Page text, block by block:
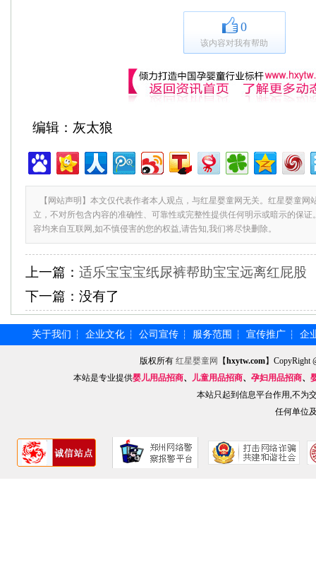
0
该内容对我有帮助
编辑：灰太狼
【网站声明】本文仅代表作者本人观点，与红星婴童网无关。红星婴童网
立，不对所包含内容的准确性、可靠性或完整性提供任何明示或暗示的保
容均来自互联网,如不慎侵害的您的权益,请告知,我们将尽快删除。
上一篇： 适乐宝宝宝纸尿裤帮助宝宝远离红屁股
下一篇： 没有了
关于我们 ┆ 企业文化 ┆ 公司宣传 ┆ 服务范围 ┆ 宣传推广 ┆ 企
版权所有红星婴童网 【hxytw.com】CopyRight
本站是专业提供婴儿用品招商、 儿童用品招商、 孕妇用品招商、
本站只起到信息平台作用,不为
任何单位